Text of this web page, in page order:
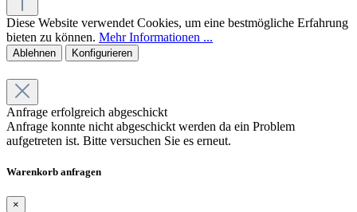
Diese Website verwendet Cookies, um eine bestmögliche Erfahrung
bieten zu können. Mehr Informationen ...
Ablehnen Konfigurieren
Anfrage erfolgreich abgeschickt
Anfrage konnte nicht abgeschickt werden da ein Problem
aufgetreten ist. Bitte versuchen Sie es erneut.
Warenkorb anfragen
×